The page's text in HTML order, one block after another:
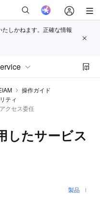
しかねます。正確な情報
操作ガイド
ティ
クセス委任
したサービス
製品